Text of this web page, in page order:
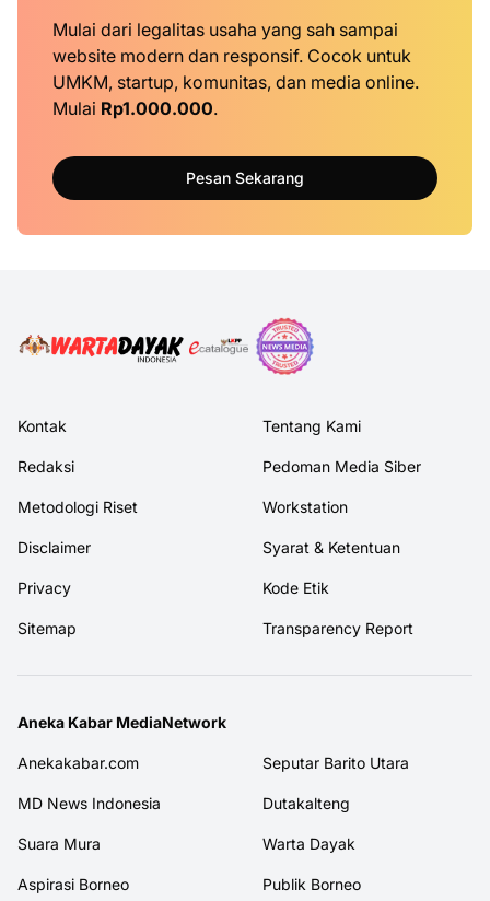
Mulai dari legalitas usaha yang sah sampai
website modern dan responsif. Cocok untuk
UMKM, startup, komunitas, dan media online.
Mulai Rp1.000.000.
Pesan Sekarang
Kontak Tentang Kami
Redaksi Pedoman Media Siber
Metodologi Riset Workstation
Disclaimer Syarat & Ketentuan
Privacy Kode Etik
Sitemap Transparency Report
Aneka Kabar MediaNetwork
Anekakabar.com Seputar Barito Utara
MD News Indonesia Dutakalteng
Suara Mura Warta Dayak
Aspirasi Borneo Publik Borneo